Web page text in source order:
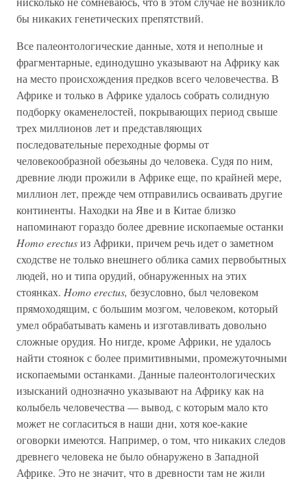
бы никаких генетических препятствий.
Все палеонтологические данные, хотя и неполные и
фрагментарные, единодушно указывают на Африку как
на место происхождения предков всего человечества. В
Африке и только в Африке удалось собрать солидную
подборку окаменелостей, покрывающих период свыше
трех миллионов лет и представляющих
последовательные переходные формы от
человекообразной обезьяны до человека. Судя по ним,
древние люди прожили в Африке еще, по крайней мере,
миллион лет, прежде чем отправились осваивать другие
континенты. Находки на Яве и в Китае близко
напоминают гораздо более древние ископаемые останки
Homo erectusиз Африки, причем речь идет о заметном
сходстве не только внешнего облика самих первобытных
людей, но и типа орудий, обнаруженных на этих
стоянках. Homo erectus, безусловно, был человеком
прямоходящим, с большим мозгом, человеком, который
умел обрабатывать камень и изготавливать довольно
сложные орудия. Но нигде, кроме Африки, не удалось
найти стоянок с более примитивными, промежуточными
ископаемыми останками. Данные палеонтологических
изысканий однозначно указывают на Африку как на
колыбель человечества — вывод, с которым мало кто
может не согласиться в наши дни, хотя кое-какие
оговорки имеются. Например, о том, что никаких следов
древнего человека не было обнаружено в Западной
Африке. Это не значит, что в древности там не жили